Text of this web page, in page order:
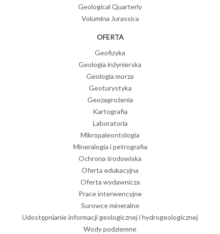
Geological Quarterly
Volumina Jurassica
OFERTA
Geofizyka
Geologia inżynierska
Geologia morza
Geoturystyka
Geozagrożenia
Kartografia
Laboratoria
Mikropaleontologia
Mineralogia i petrografia
Ochrona środowiska
Oferta edukacyjna
Oferta wydawnicza
Prace interwencyjne
Surowce mineralne
Udostępnianie informacji geologicznej i hydrogeologicznej
Wody podziemne